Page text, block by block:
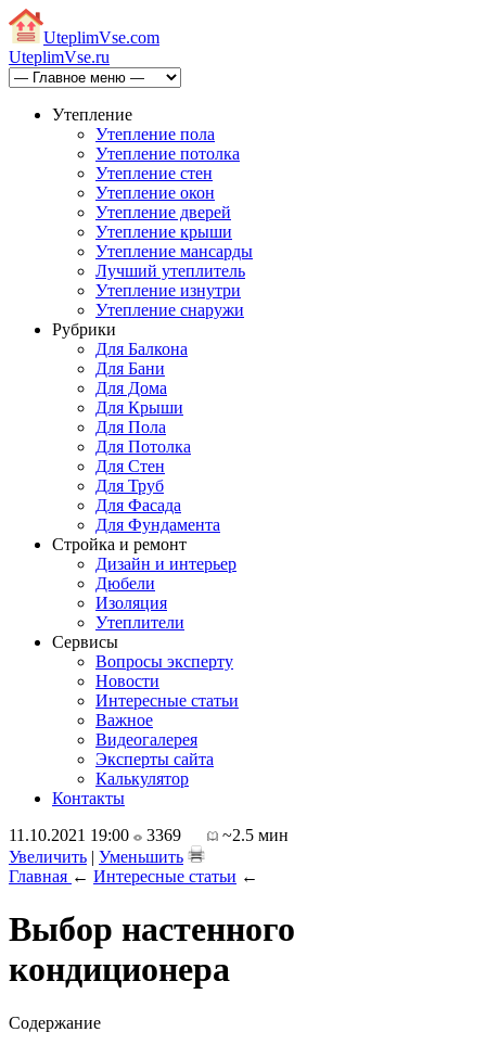
UteplimVse.com
UteplimVse.ru
Утепление
Утепление пола
Утепление потолка
Утепление стен
Утепление окон
Утепление дверей
Утепление крыши
Утепление мансарды
Лучший утеплитель
Утепление изнутри
Утепление снаружи
Рубрики
Для Балкона
Для Бани
Для Дома
Для Крыши
Для Пола
Для Потолка
Для Стен
Для Труб
Для Фасада
Для Фундамента
Стройка и ремонт
Дизайн и интерьер
Дюбели
Изоляция
Утеплители
Сервисы
Вопросы эксперту
Новости
Интересные статьи
Важное
Видеогалерея
Эксперты сайта
Калькулятор
Контакты
11.10.2021 19:00
3369
~2.5 мин
Увеличить | Уменьшить
Главная ← Интересные статьи ←
Выбор настенного
кондиционера
Содержание